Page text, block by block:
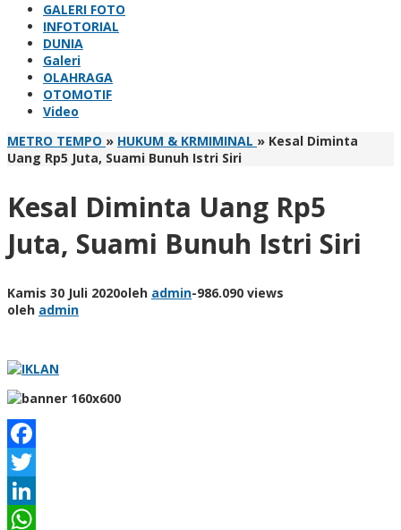
GALERI FOTO
INFOTORIAL
DUNIA
Galeri
OLAHRAGA
OTOMOTIF
Video
METRO TEMPO » HUKUM & KRMIMINAL » Kesal Diminta
Uang Rp5 Juta, Suami Bunuh Istri Siri
Kesal Diminta Uang Rp5
Juta, Suami Bunuh Istri Siri
Kamis 30 Juli 2020oleh admin-986.090 views
oleh admin
Facebook
Twitter
LinkedIn